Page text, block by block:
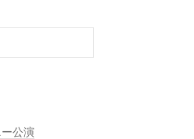
ー公演